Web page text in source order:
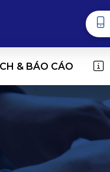
& BÁO CÁO